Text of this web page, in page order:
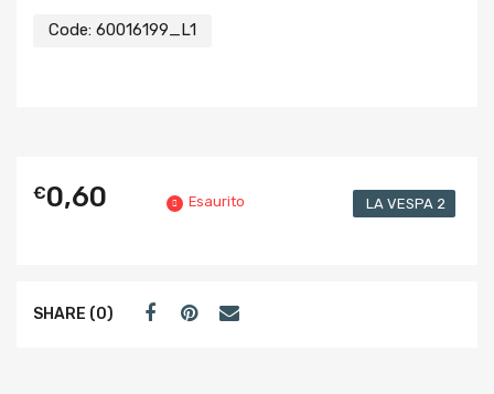
Code: 60016199_L1
€0,60 LA VESPA 2
Esaurito
SHARE (0)